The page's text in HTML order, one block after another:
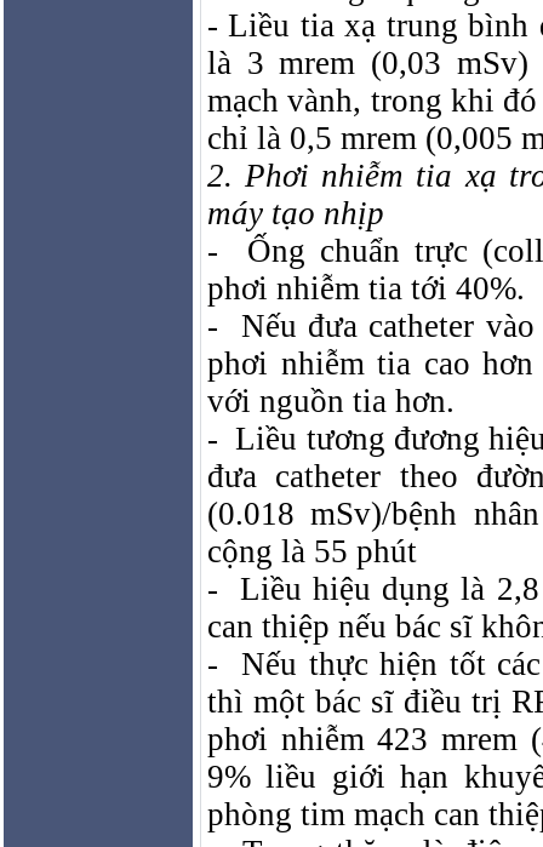
- Liều tia xạ trung bình
là 3 mrem (0,03
mạch vành, trong khi
chỉ là 0,5 mrem (0,005
2. Phơi nhiễm tia xạ
máy tạo nhịp
-
Ống chuẩn trực
phơi nhiễm tia tới 40%.
-
Nếu đưa catheter
phơi nhiễm tia cao
với nguồn tia hơn.
- Liều tương đương
đưa catheter theo
(0.018 mSv)/bệnh
cộng là 55 phút
-
Liều hiệu dụng là
can thiệp nếu bác sĩ
-
Nếu thực hiện tốt
thì một bác sĩ điều trị
phơi nhiễm 423 mrem
9% liều giới hạn
phòng tim mạch can